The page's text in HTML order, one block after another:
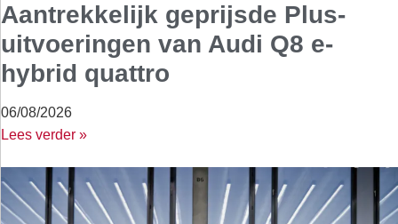
Aantrekkelijk geprijsde Plus-
uitvoeringen van Audi Q8 e-
hybrid quattro
06/08/2026
Lees verder »